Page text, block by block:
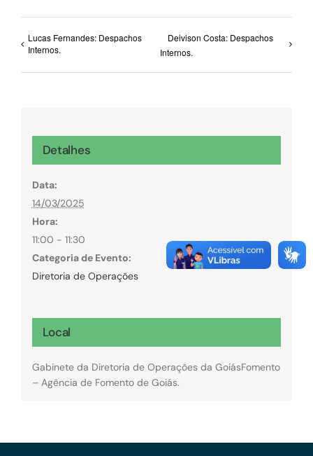
Lucas Fernandes: Despachos
Internos.
Deivison Costa: Despachos
Internos.
Detalhes
Data:
14/03/2025
Hora:
11:00 - 11:30
Categoria de Evento:
Diretoria de Operações
Local
Gabinete da Diretoria de Operações da GoiásFomento
– Agência de Fomento de Goiás.